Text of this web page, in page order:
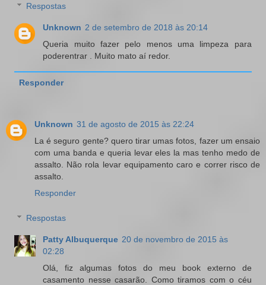
Respostas
Unknown 2 de setembro de 2018 às 20:14
Queria muito fazer pelo menos uma limpeza para
poderentrar . Muito mato aí redor.
Responder
Unknown 31 de agosto de 2015 às 22:24
La é seguro gente? quero tirar umas fotos, fazer um ensaio
com uma banda e queria levar eles la mas tenho medo de
assalto. Não rola levar equipamento caro e correr risco de
assalto.
Responder
Respostas
Patty Albuquerque 20 de novembro de 2015 às
02:28
Olá, fiz algumas fotos do meu book externo de
casamento nesse casarão. Como tiramos com o céu